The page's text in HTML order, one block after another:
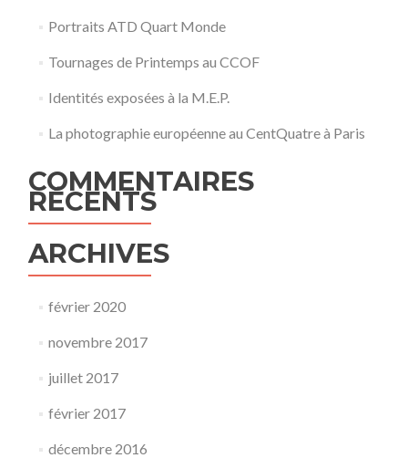
Portraits ATD Quart Monde
Tournages de Printemps au CCOF
Identités exposées à la M.E.P.
La photographie européenne au CentQuatre à Paris
COMMENTAIRES
RÉCENTS
ARCHIVES
février 2020
novembre 2017
juillet 2017
février 2017
décembre 2016